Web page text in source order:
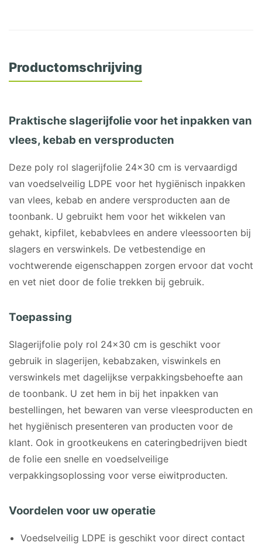
Productomschrijving
Praktische slagerijfolie voor het inpakken van
vlees, kebab en versproducten
Deze poly rol slagerijfolie 24×30 cm is vervaardigd
van voedselveilig LDPE voor het hygiënisch inpakken
van vlees, kebab en andere versproducten aan de
toonbank. U gebruikt hem voor het wikkelen van
gehakt, kipfilet, kebabvlees en andere vleessoorten bij
slagers en verswinkels. De vetbestendige en
vochtwerende eigenschappen zorgen ervoor dat vocht
en vet niet door de folie trekken bij gebruik.
Toepassing
Slagerijfolie poly rol 24×30 cm is geschikt voor
gebruik in slagerijen, kebabzaken, viswinkels en
verswinkels met dagelijkse verpakkingsbehoefte aan
de toonbank. U zet hem in bij het inpakken van
bestellingen, het bewaren van verse vleesproducten en
het hygiënisch presenteren van producten voor de
klant. Ook in grootkeukens en cateringbedrijven biedt
de folie een snelle en voedselveilige
verpakkingsoplossing voor verse eiwitproducten.
Voordelen voor uw operatie
Voedselveilig LDPE is geschikt voor direct contact